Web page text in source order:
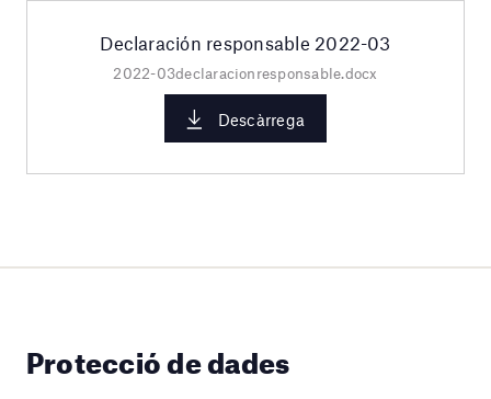
Declaración responsable 2022-03
2022-03declaracionresponsable.docx
Descàrrega
Protecció de dades